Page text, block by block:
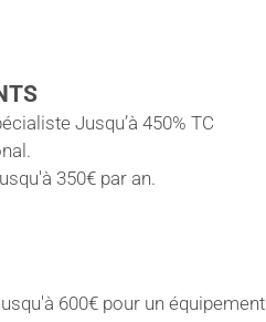
Jusqu’à 450% TC
350€ par an.
600€ pour un équipement